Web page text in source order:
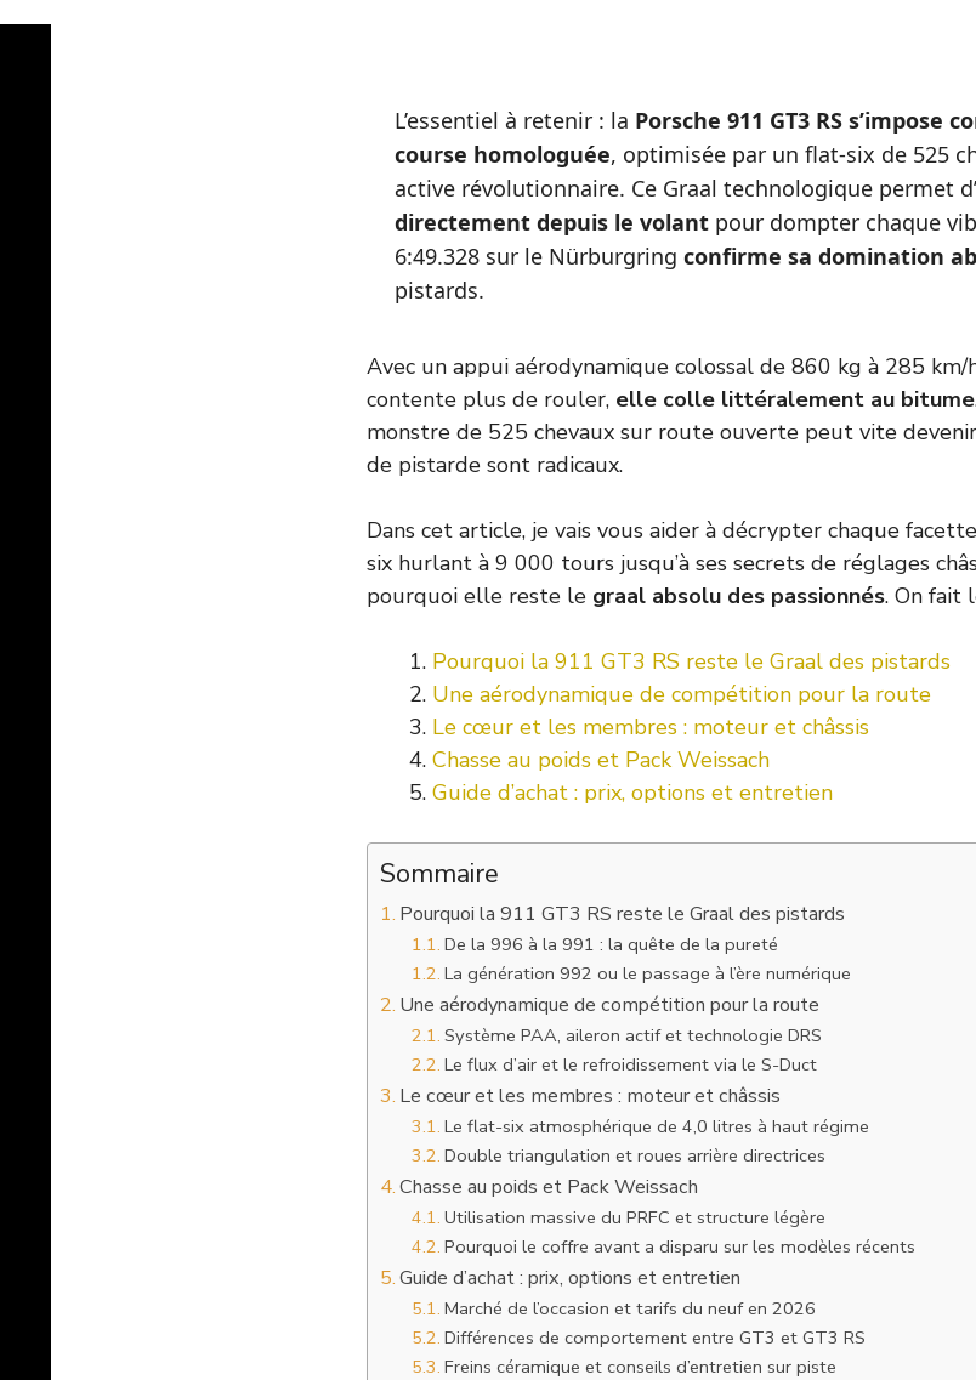
L’essentiel à retenir : la Porsche 911 GT3 RS s’impose
course homologuée, optimisée par un flat-six de 525
active révolutionnaire. Ce Graal technologique permet d’
directement depuis le volantpour dompter chaque
6:49.328 sur le Nürburgring confirme sa domination
pistards.
Avec un appui aérodynamique colossal de 860 kg à 285
contente plus de rouler, elle colle littéralement au bitume
monstre de 525 chevaux sur route ouverte peut vite
de pistarde sont radicaux.
Dans cet article, je vais vous aider à décrypter chaque
six hurlant à 9 000 tours jusqu’à ses secrets de réglages
pourquoi elle reste le graal absolu des passionnés. On fait
Pourquoi la 911 GT3 RS reste le Graal des pistards
Une aérodynamique de compétition pour la route
Le cœur et les membres : moteur et châssis
Chasse au poids et Pack Weissach
Guide d’achat : prix, options et entretien
Sommaire
Pourquoi la 911 GT3 RS reste le Graal des pistards
De la 996 à la 991 : la quête de la pureté
La génération 992 ou le passage à l’ère numérique
Une aérodynamique de compétition pour la route
Système PAA, aileron actif et technologie DRS
Le flux d’air et le refroidissement via le S-Duct
Le cœur et les membres : moteur et châssis
Le flat-six atmosphérique de 4,0 litres à haut régime
Double triangulation et roues arrière directrices
Chasse au poids et Pack Weissach
Utilisation massive du PRFC et structure légère
Pourquoi le coffre avant a disparu sur les modèles récents
Guide d’achat : prix, options et entretien
Marché de l’occasion et tarifs du neuf en 2026
Différences de comportement entre GT3 et GT3 RS
Freins céramique et conseils d’entretien sur piste